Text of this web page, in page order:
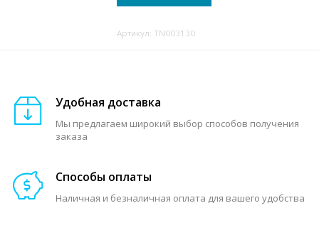
Артикул: TN003130
Удобная доставка
Мы предлагаем широкий выбор способов получения
заказа
Способы оплаты
Наличная и безналичная оплата для вашего удобства